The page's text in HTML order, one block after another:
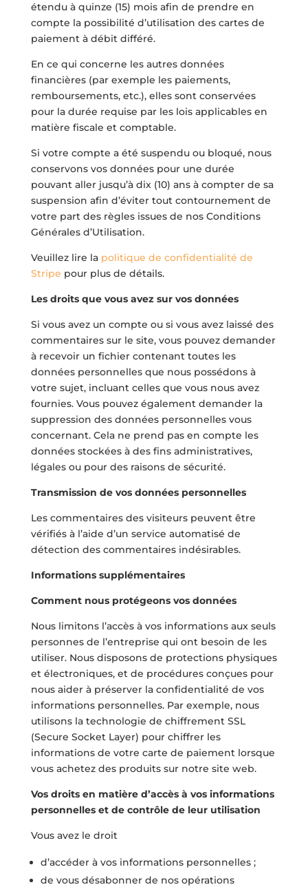
étendu à quinze (15) mois afin de prendre en
compte la possibilité d’utilisation des cartes de
paiement à débit différé.
En ce qui concerne les autres données
financières (par exemple les paiements,
remboursements, etc.), elles sont conservées
pour la durée requise par les lois applicables en
matière fiscale et comptable.
Si votre compte a été suspendu ou bloqué, nous
conservons vos données pour une durée
pouvant aller jusqu’à dix (10) ans à compter de sa
suspension afin d’éviter tout contournement de
votre part des règles issues de nos Conditions
Générales d’Utilisation.
Veuillez lire la politique de confidentialité de
Stripe pour plus de détails.
Les droits que vous avez sur vos données
Si vous avez un compte ou si vous avez laissé des
commentaires sur le site, vous pouvez demander
à recevoir un fichier contenant toutes les
données personnelles que nous possédons à
votre sujet, incluant celles que vous nous avez
fournies. Vous pouvez également demander la
suppression des données personnelles vous
concernant. Cela ne prend pas en compte les
données stockées à des fins administratives,
légales ou pour des raisons de sécurité.
Transmission de vos données personnelles
Les commentaires des visiteurs peuvent être
vérifiés à l’aide d’un service automatisé de
détection des commentaires indésirables.
Informations supplémentaires
Comment nous protégeons vos données
Nous limitons l’accès à vos informations aux seuls
personnes de l’entreprise qui ont besoin de les
utiliser. Nous disposons de protections physiques
et électroniques, et de procédures conçues pour
nous aider à préserver la confidentialité de vos
informations personnelles. Par exemple, nous
utilisons la technologie de chiffrement SSL
(Secure Socket Layer) pour chiffrer les
informations de votre carte de paiement lorsque
vous achetez des produits sur notre site web.
Vos droits en matière d’accès à vos informations
personnelles et de contrôle de leur utilisation
Vous avez le droit
d’accéder à vos informations personnelles ;
de vous désabonner de nos opérations